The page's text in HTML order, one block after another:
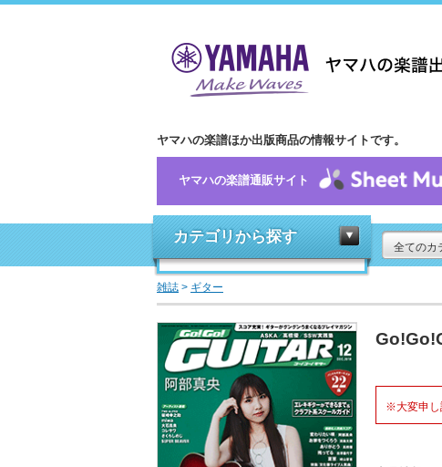
ヤマハの楽譜ほか出版商品の情報サイトです。
ヤマハの楽譜通販サイト
カテゴリから探す
全てのカ
雑誌 > ギター
※大変申し